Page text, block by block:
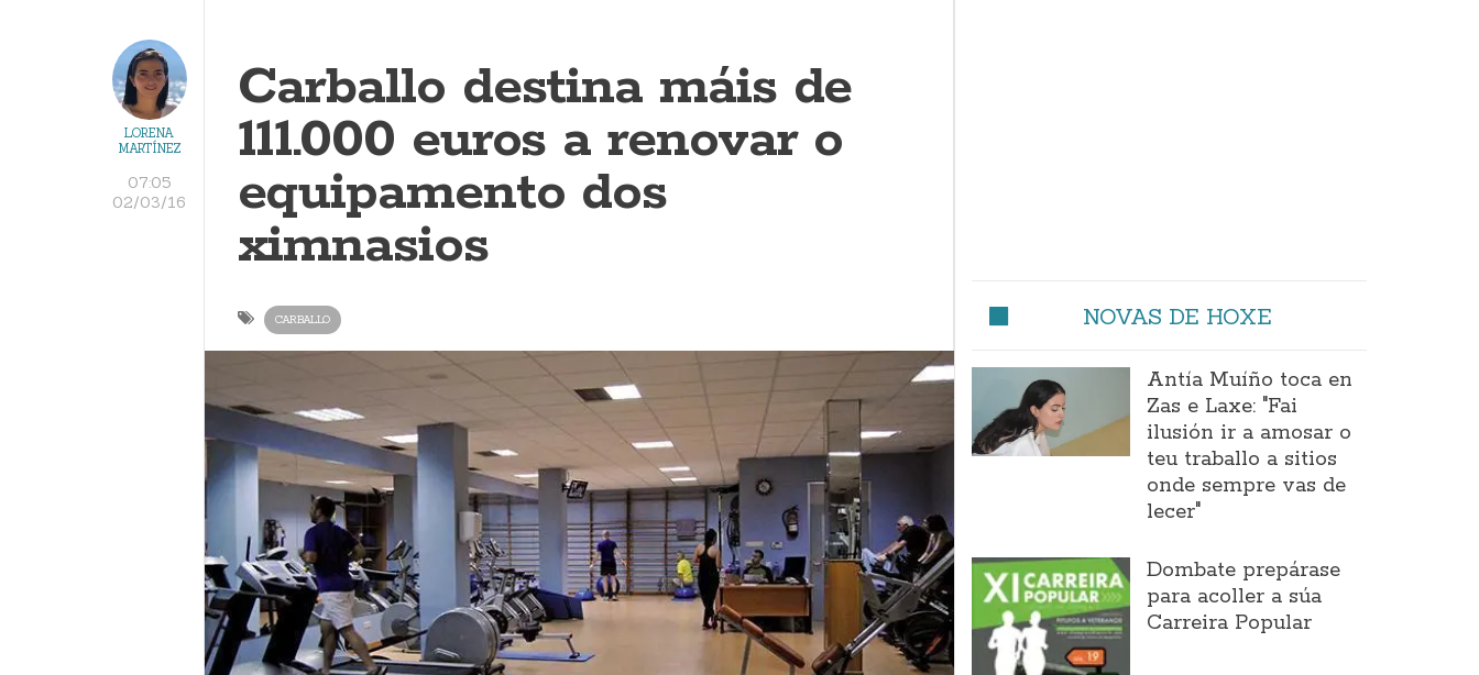
LORENA
MARTÍNEZ
07:05
02/03/16
Carballo destina máis de
111.000 euros a renovar o
equipamento dos
ximnasios
CARBALLO NOVAS DE HOXE
Antía Muíño toca en
Zas e Laxe: "Fai
ilusión ir a amosar o
teu traballo a sitios
onde sempre vas de
lecer"
Dombate prepárase
para acoller a súa
Carreira Popular